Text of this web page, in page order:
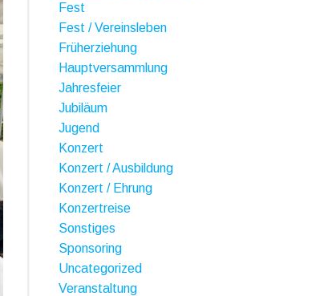
Fest
Fest / Vereinsleben
Früherziehung
Hauptversammlung
Jahresfeier
Jubiläum
Jugend
Konzert
Konzert / Ausbildung
Konzert / Ehrung
Konzertreise
Sonstiges
Sponsoring
Uncategorized
Veranstaltung